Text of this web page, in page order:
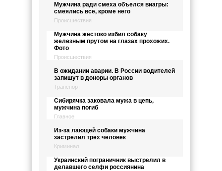
Мужчина ради смеха объелся виагры:
смеялись все, кроме него
Происшествия
Мужчина жестоко избил собаку
железным прутом на глазах прохожих.
Фото
Происшествия
В ожидании аварии. В России водителей
запишут в доноры органов
Транспорт
Сибирячка заковала мужа в цепь,
мужчина погиб
Главное
Из-за лающей собаки мужчина
застрелил трех человек
Криминал
Украинский пограничник выстрелил в
делавшего селфи россиянина